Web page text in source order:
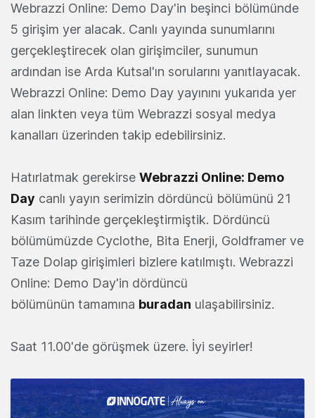
Webrazzi Online: Demo Day'in beşinci bölümünde
5 girişim yer alacak. Canlı yayında sunumlarını
gerçekleştirecek olan girişimciler, sunumun
ardından ise Arda Kutsal'ın sorularını yanıtlayacak.
Webrazzi Online: Demo Day yayınını yukarıda yer
alan linkten veya tüm Webrazzi sosyal medya
kanalları üzerinden takip edebilirsiniz.
Hatırlatmak gerekirse Webrazzi Online: Demo
Day canlı yayın serimizin dördüncü bölümünü 21
Kasım tarihinde gerçekleştirmiştik. Dördüncü
bölümümüzde Cyclothe, Bita Enerji, Goldframer ve
Taze Dolap girişimleri bizlere katılmıştı. Webrazzi
Online: Demo Day'in dördüncü
bölümünün tamamına buradan ulaşabilirsiniz.
Saat 11.00'de görüşmek üzere. İyi seyirler!